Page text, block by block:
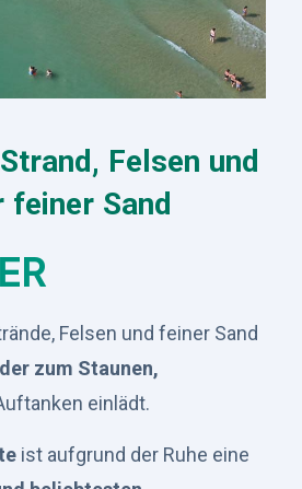
Felsen und
feiner Sand
Felsen und feiner Sand
zum Staunen,
einlädt.
ist aufgrund der Ruhe eine